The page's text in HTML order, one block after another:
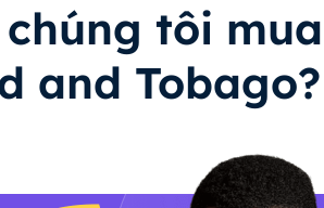
tôi mua
and Tobago?